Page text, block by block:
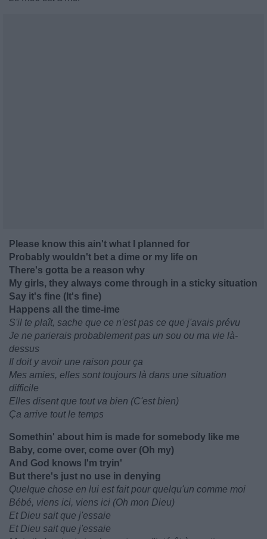
Please know this ain't what I planned for
Probably wouldn't bet a dime or my life on
There's gotta be a reason why
My girls, they always come through in a sticky situation
Say it's fine (It's fine)
Happens all the time-ime
S'il te plaît, sache que ce n'est pas ce que j'avais prévu
Je ne parierais probablement pas un sou ou ma vie là-
dessus
Il doit y avoir une raison pour ça
Mes amies, elles sont toujours là dans une situation
difficile
Elles disent que tout va bien (C'est bien)
Ça arrive tout le temps
Somethin' about him is made for somebody like me
Baby, come over, come over (Oh my)
And God knows I'm tryin'
But there's just no use in denying
Quelque chose en lui est fait pour quelqu'un comme moi
Bébé, viens ici, viens ici (Oh mon Dieu)
Et Dieu sait que j'essaie
Et Dieu sait que j'essaie